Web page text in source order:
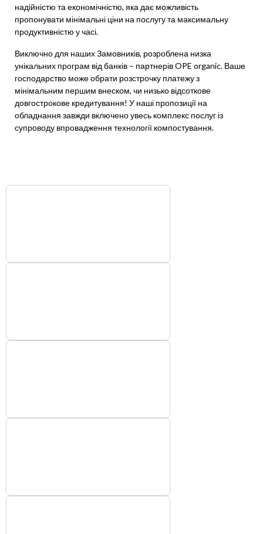
надійністю та економічністю, яка дає можливість
пропонувати мінімальні ціни на послугу та максимальну
продуктивністю у часі.
Виключно для наших Замовників, розроблена низка
унікальних програм від банків – партнерів OPE organic. Ваше
господарство може обрати розстрочку платежу з
мінімальним першим внеском, чи низько відсоткове
довгострокове кредитування! У наші пропозиції на
обладнання завжди включено увесь комплекс послуг із
супроводу впровадження технології компостування.